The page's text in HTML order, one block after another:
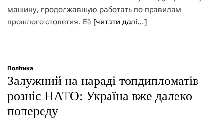
машину, продолжавшую работать по правилам
прошлого столетия. Её [читати далі…]
Політика
Залужний на нараді топдипломатів
розніс НАТО: Україна вже далеко
попереду